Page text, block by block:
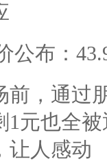
公布：
前，通过
1元也全
让人感动